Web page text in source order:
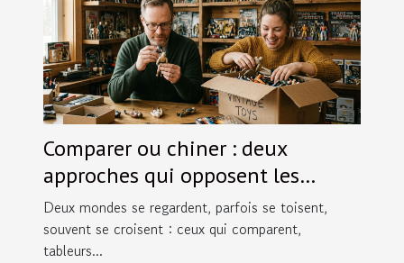
Comparer ou chiner : deux
approches qui opposent les
passionnés de figurines
Deux mondes se regardent, parfois se toisent,
souvent se croisent : ceux qui comparent,
tableurs...